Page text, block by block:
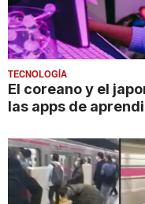
TECNOLOGÍA
El coreano y el
las apps de